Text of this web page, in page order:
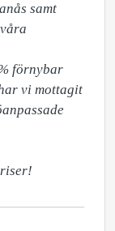
samt
förnybar
vi mottagit